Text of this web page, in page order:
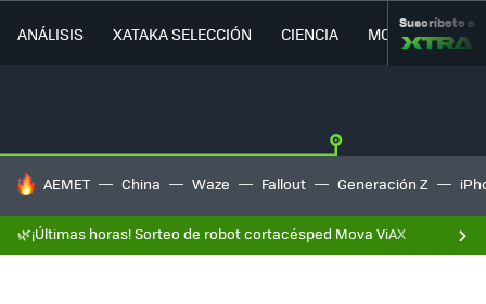
ANÁLISIS XATAKA SELECCIÓN CIENCIA MOVILIDAD
Suscríbete a
HOY SE HABLA DE
AEMET China Waze Fallout Generación Z
🌿¡Últimas horas! Sorteo de robot cortacésped Mova ViAX